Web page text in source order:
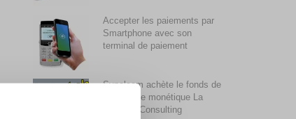
Accepter les paiements par
Smartphone avec son
terminal de paiement
Synalcom achète le fonds de
commerce monétique La
Centrale Consulting